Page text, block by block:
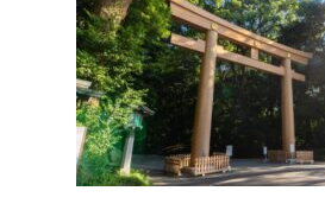
2023.06.22
フジテレビ「VS魂」にて、
GER BURGERS表参道店
ターバーガー」が紹介され
2023.03.01
TBSテレビ「プチブランチ